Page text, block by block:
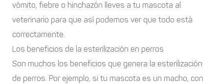
vómito, fiebre o hinchazón lleves a tu mascota al
veterinario para que así podemos ver que todo está
correctamente.
Los beneficios de la esterilización en perros
Son muchos los beneficios que genera la esterilización
de perros. Por ejemplo, si tu mascota es un macho, con